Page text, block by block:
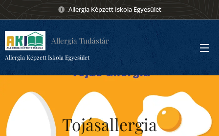
Allergia Képzett Iskola Egyesület
Allergia Tudástár
Allergia Képzett Iskola Egyesület
Tojásallergia